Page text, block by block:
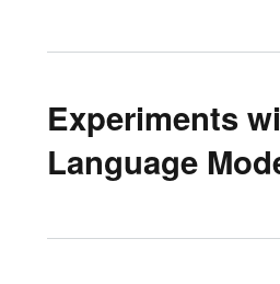
Experiments
Language